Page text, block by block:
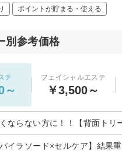
ポイントが貯まる・使える
別参考価格
テ
～
フェイシャルエステ
￥3,500～
ならない方に！！【背面トリ
パイラソード×セルケア】結